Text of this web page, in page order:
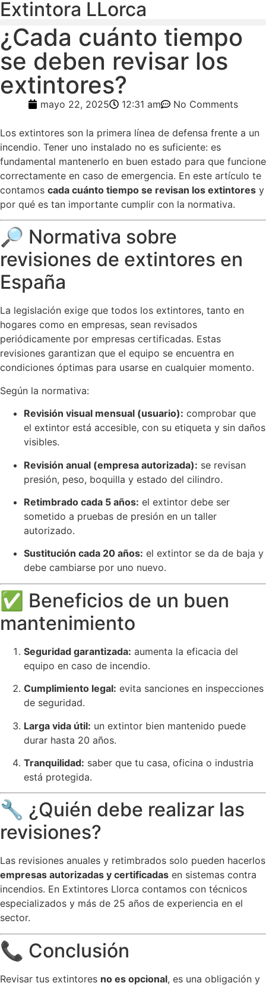
Extintora LLorca
¿Cada cuánto tiempo
se deben revisar los
extintores?
mayo 22, 2025 12:31 am No Comments
Los extintores son la primera línea de defensa frente a un
incendio. Tener uno instalado no es suficiente: es
fundamental mantenerlo en buen estado para que funcione
correctamente en caso de emergencia. En este artículo te
contamos cada cuánto tiempo se revisan los extintores y
por qué es tan importante cumplir con la normativa.
🔎 Normativa sobre
revisiones de extintores en
España
La legislación exige que todos los extintores, tanto en
hogares como en empresas, sean revisados
periódicamente por empresas certificadas. Estas
revisiones garantizan que el equipo se encuentra en
condiciones óptimas para usarse en cualquier momento.
Según la normativa:
Revisión visual mensual (usuario): comprobar que
el extintor está accesible, con su etiqueta y sin daños
visibles.
Revisión anual (empresa autorizada): se revisan
presión, peso, boquilla y estado del cilindro.
Retimbrado cada 5 años: el extintor debe ser
sometido a pruebas de presión en un taller
autorizado.
Sustitución cada 20 años: el extintor se da de baja y
debe cambiarse por uno nuevo.
✅ Beneficios de un buen
mantenimiento
Seguridad garantizada: aumenta la eficacia del
equipo en caso de incendio.
Cumplimiento legal: evita sanciones en inspecciones
de seguridad.
Larga vida útil: un extintor bien mantenido puede
durar hasta 20 años.
Tranquilidad: saber que tu casa, oficina o industria
está protegida.
🔧 ¿Quién debe realizar las
revisiones?
Las revisiones anuales y retimbrados solo pueden hacerlos
empresas autorizadas y certificadas en sistemas contra
incendios. En Extintores Llorca contamos con técnicos
especializados y más de 25 años de experiencia en el
sector.
📞 Conclusión
Revisar tus extintores no es opcional, es una obligación y